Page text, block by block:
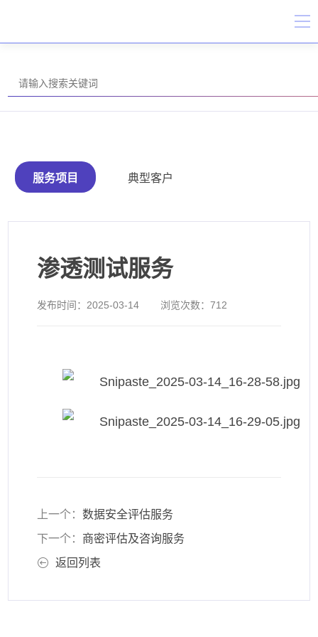
服务项目 典型客户
渗透测试服务
发布时间： 2025-03-14 浏览次数：712
上一个：数据安全评估服务
下一个： 商密评估及咨询服务
返回列表